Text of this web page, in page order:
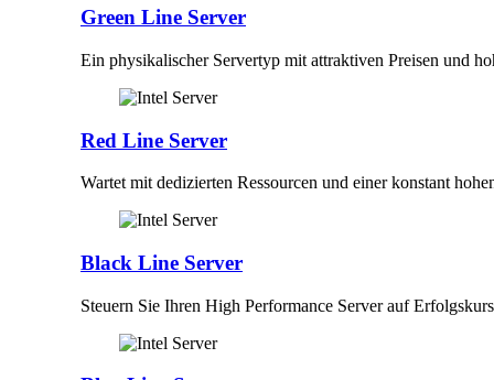
Green Line Server
Ein physikalischer Servertyp mit attraktiven Preisen und
Red Line Server
Wartet mit dedizierten Ressourcen und einer konstant
Black Line Server
Steuern Sie Ihren High Performance Server auf Erfolgskurs